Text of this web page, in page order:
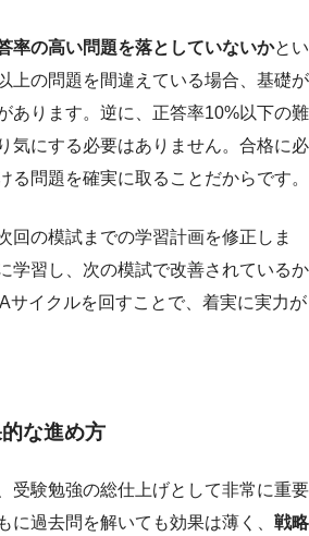
率の高い問題を落としていないかとい
上の問題を間違えている場合、基礎が
あります。逆に、正答率10%以下の難
気にする必要はありません。合格に必
る問題を確実に取ることだからです。
回の模試までの学習計画を修正しま
学習し、次の模試で改善されているか
サイクルを回すことで、着実に実力が
な進め方
受験勉強の総仕上げとして非常に重要
に過去問を解いても効果は薄く、 戦略